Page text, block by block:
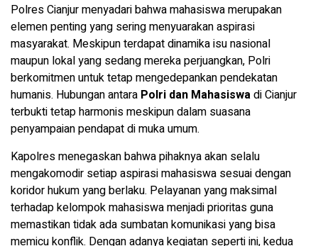
Polres Cianjur menyadari bahwa mahasiswa merupakan
elemen penting yang sering menyuarakan aspirasi
masyarakat. Meskipun terdapat dinamika isu nasional
maupun lokal yang sedang mereka perjuangkan, Polri
berkomitmen untuk tetap mengedepankan pendekatan
humanis. Hubungan antara Polri dan Mahasiswadi Cianjur
terbukti tetap harmonis meskipun dalam suasana
penyampaian pendapat di muka umum.
Kapolres menegaskan bahwa pihaknya akan selalu
mengakomodir setiap aspirasi mahasiswa sesuai dengan
koridor hukum yang berlaku. Pelayanan yang maksimal
terhadap kelompok mahasiswa menjadi prioritas guna
memastikan tidak ada sumbatan komunikasi yang bisa
memicu konflik. Dengan adanya kegiatan seperti ini, kedua